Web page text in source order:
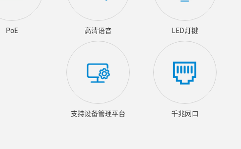
PoE 高清语音 LED灯键
支持设备管理平台 千兆网口